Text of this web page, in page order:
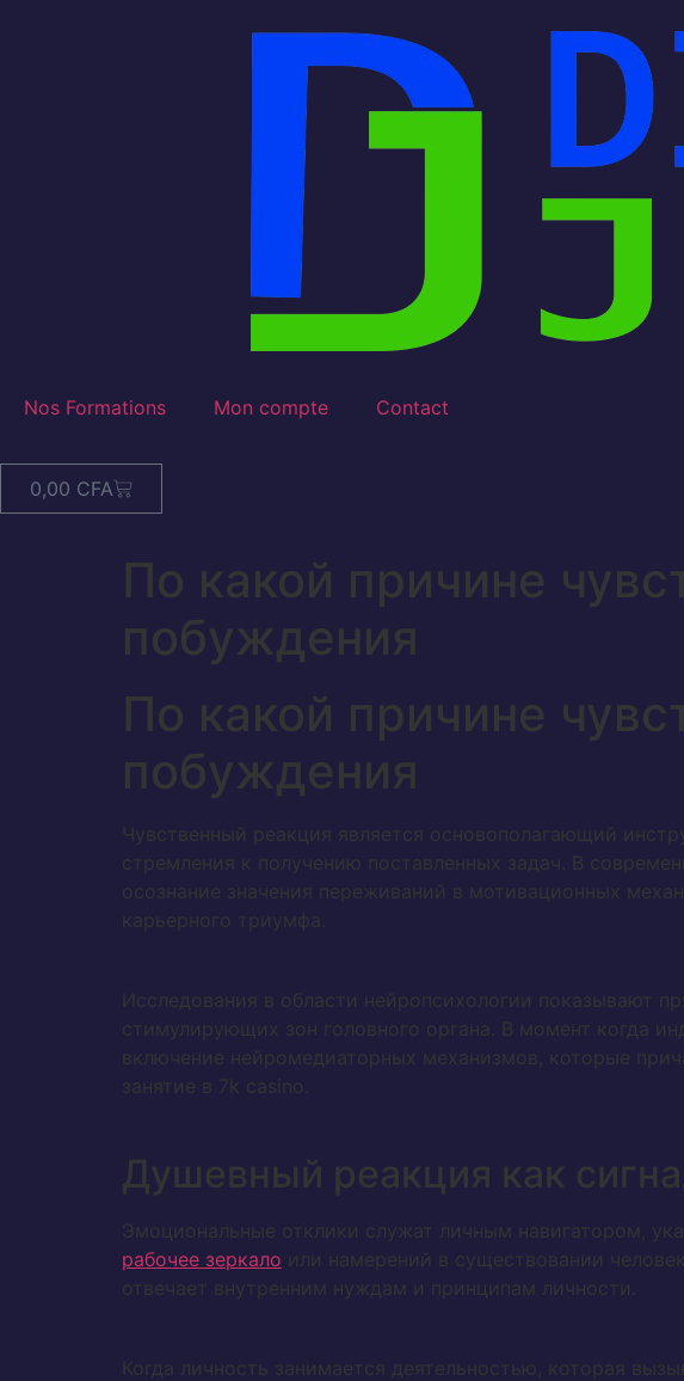
Nos Formations Mon compte Contact
0,00 CFA
По какой причине
побуждения
По какой причине
побуждения
Чувственный реакция является основополагающий
стремления к получению поставленных задач. В
осознание значения переживаний в мотивационных
карьерного триумфа.
Исследования в области нейропсихологии показывают
стимулирующих зон головного органа. В момент когда
включение нейромедиаторных механизмов, которые
занятие в 7k casino.
Душевный реакция как
Эмоциональные отклики служат личным навигатором,
рабочее зеркало или намерений в существовании
отвечает внутренним нуждам и принципам личности.
Когда личность занимается деятельностью, которая